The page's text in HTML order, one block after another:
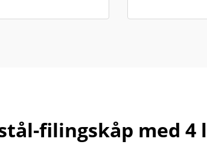
filingskåp med 4